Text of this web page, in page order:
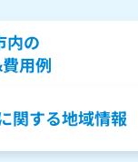
内の
用例
関する地域情報